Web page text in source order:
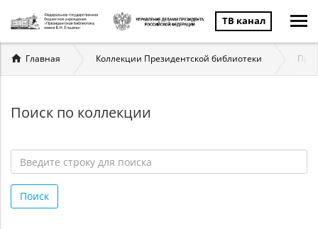
ТВ канал
Вы
здесь
Главная Коллекции Президентской библиотеки
Поиск по коллекции
строку
для
Поиск